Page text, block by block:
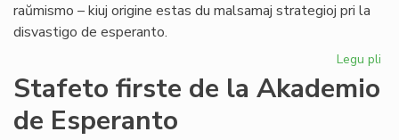
raŭmismo – kiuj origine estas du malsamaj strategioj pri la
disvastigo de esperanto.
Legu pli
Stafeto firste de la Akademio
de Esperanto